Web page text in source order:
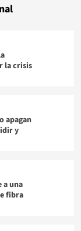
la crisis
apagan
y
a una
fibra